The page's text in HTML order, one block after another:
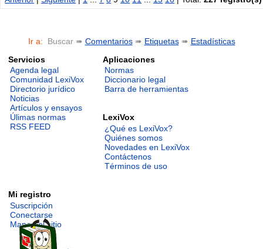
Ir a: Buscar ➠ Comentarios➠ Etiquetas➠ Estadísticas
Servicios
Agenda legal
Comunidad LexiVox
Directorio jurídico
Noticias
Artículos y ensayos
Úlimas normas
RSS FEED
Aplicaciones
Normas
Diccionario legal
Barra de herramientas
LexiVox
¿Qué es LexiVox?
Quiénes somos
Novedades en LexiVox
Contáctenos
Términos de uso
Mi registro
Suscripción
Conectarse
Mapa del sitio